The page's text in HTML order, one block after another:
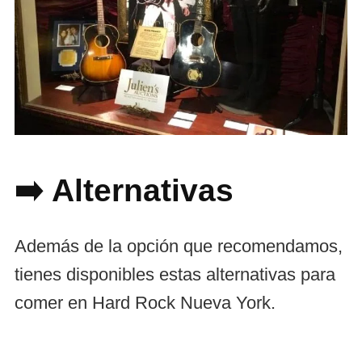
➡️ Alternativas
Además de la opción que recomendamos,
tienes disponibles estas alternativas para
comer en Hard Rock Nueva York.